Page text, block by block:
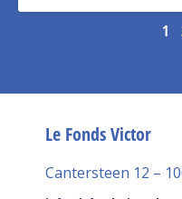
1
Le Fonds Victor
Cantersteen 12 –